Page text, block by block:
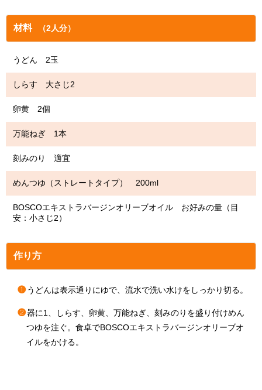
材料 （2人分）
うどん 2玉
しらす 大さじ2
卵黄 2個
万能ねぎ 1本
刻みのり 適宜
めんつゆ（ストレートタイプ） 200ml
BOSCOエキストラバージンオリーブオイル お好みの量（目
安：小さじ2）
作り方
❶ うどんは表示通りにゆで、流水で洗い水けをしっかり切る。
❷器に1、しらす、卵黄、万能ねぎ、刻みのりを盛り付けめん
つゆを注ぐ。食卓でBOSCOエキストラバージンオリーブオ
イルをかける。